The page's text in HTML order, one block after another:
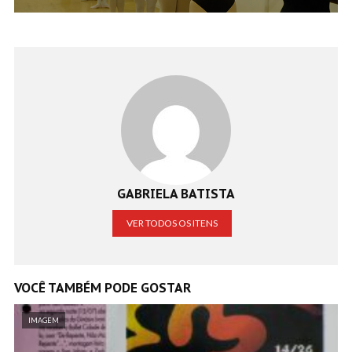
GABRIELA BATISTA
VER TODOS OS ITENS
VOCÊ TAMBÉM PODE GOSTAR
IMAGEM